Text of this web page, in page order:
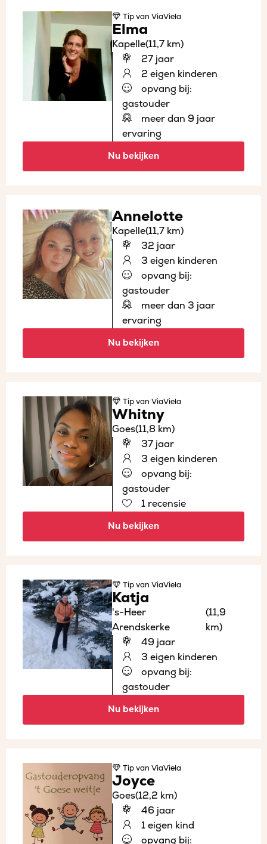
Tipvan ViaViela
Elma
Kapelle(11,7 km)
27 jaar
2 eigen kinderen
opvang bij:
gastouder
meer dan 9 jaar
ervaring
Nu bekijken
Annelotte
Kapelle(11,7 km)
32 jaar
3 eigen kinderen
opvang bij:
gastouder
meer dan 3 jaar
ervaring
Nu bekijken
Tipvan ViaViela
Whitny
Goes(11,8 km)
37 jaar
3 eigen kinderen
opvang bij:
gastouder
1 recensie
Nu bekijken
Tipvan ViaViela
Katja
's-Heer
Arendskerke
(11,9
km)
49 jaar
3 eigen kinderen
opvang bij:
gastouder
Nu bekijken
Tipvan ViaViela
Joyce
Goes(12,2 km)
46 jaar
1 eigen kind
opvang bij: